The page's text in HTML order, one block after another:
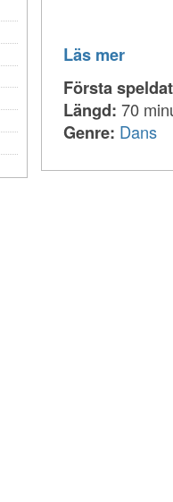
Läs mer
Första
Längd: 70
Genre: Dans